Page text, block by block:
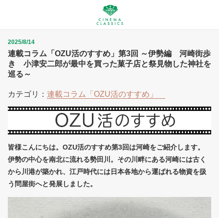
連載コラム「OZU活のすすめ」第3回 ～伊勢編 河崎街歩
き 小津安二郎が最中を買った菓子店と祭見物した神社を
巡る～
2025/8/14
カテゴリ： 連載コラム「OZU活のすすめ」
皆様こんにちは。OZU活のすすめ第3回は河崎をご紹介します。
伊勢の中心を南北に流れる勢田川。その川畔にある河崎には古く
から川港が築かれ、江戸時代には日本各地から運ばれる物資を扱
う問屋街へと発展しました。